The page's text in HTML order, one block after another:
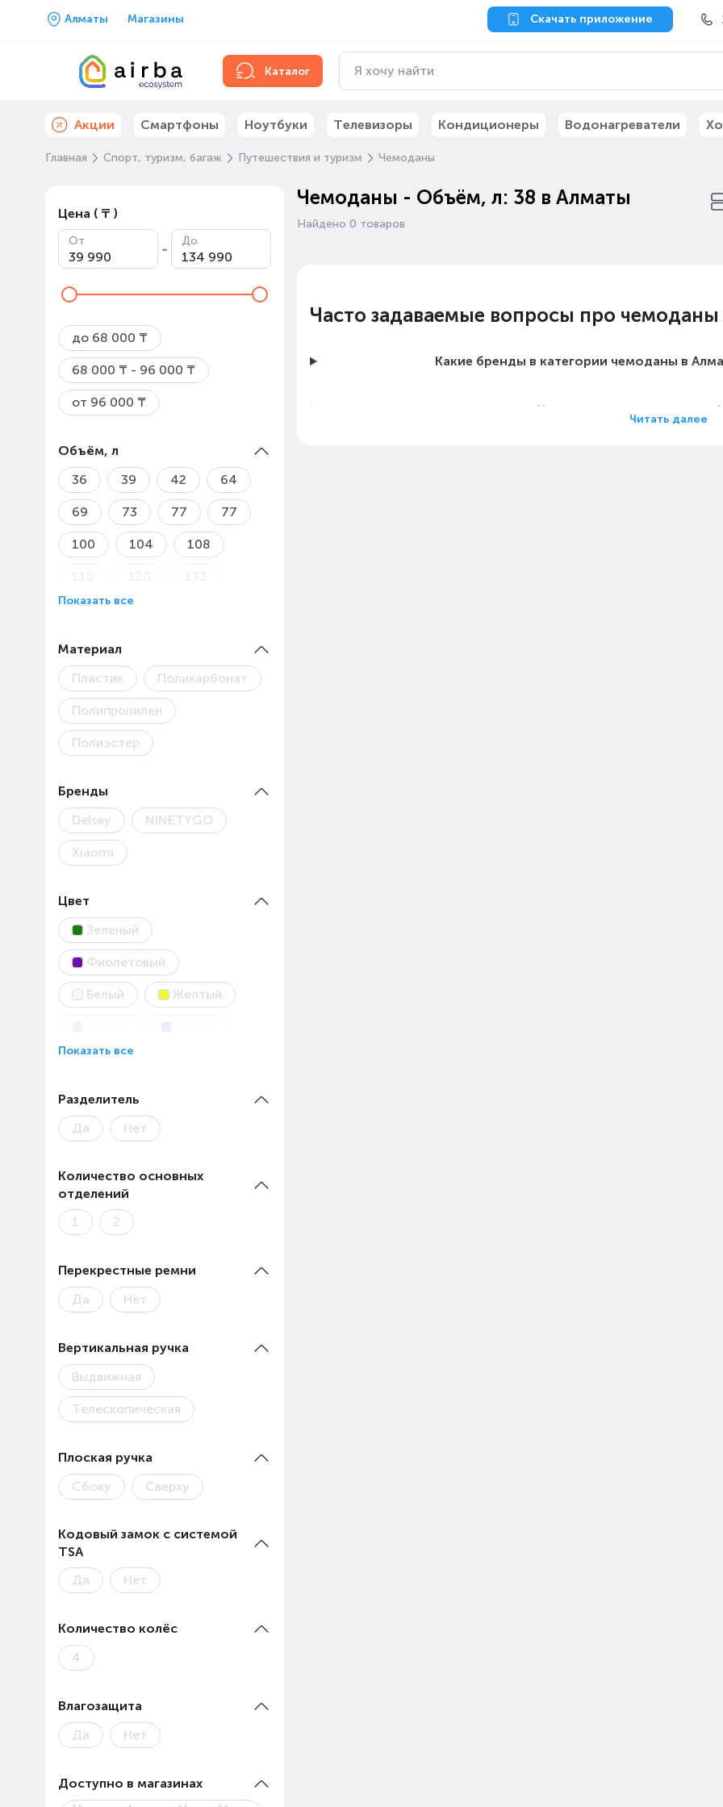
Алматы Магазины Скачать приложение
Каталог
Акции Смартфоны Ноутбуки Телевизоры Кондиционеры Водонагреватели
Главная Спорт, туризм, багаж Путешествия и туризм Чемоданы
Цена ( ₸ )
От - До
до 68 000 ₸
68 000 ₸ - 96 000 ₸
от 96 000 ₸
Объём, л
36
39 42 64
69 73 77 77
100 104 108
110 120 133
Показать все
Материал
Пластик
Поликарбонат
Полипропилен
Полиэстер
Бренды
Delsey
NINETYGO
Xiaomi
Цвет
Зеленый
Фиолетовый
Белый Желтый
Черный
Показать все
Разделитель
Да
Нет
Количество основных
отделений
1
2
Перекрестные ремни
Да
Нет
Вертикальная ручка
Выдвижная
Телескопическая
Плоская ручка
Сбоку
Сверху
Кодовый замок с системой
TSA
Да
Нет
Количество колёс
4
Влагозащита
Да
Нет
Доступно в магазинах
Чемоданы - Объём, л: 38 в Алматы
Найдено 0 товаров
Часто задаваемые вопросы про
Какие бренды в категории чемоданы в
Какие цены на чемоданы в
Читать далее